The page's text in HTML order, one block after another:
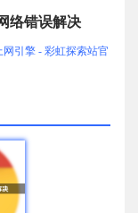
络错误解决
引擎 - 彩虹探索站官